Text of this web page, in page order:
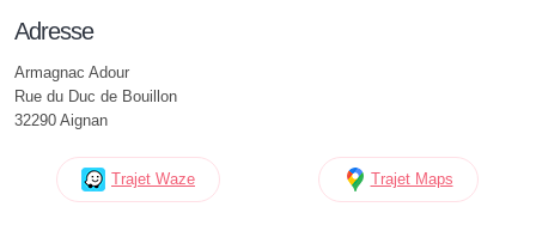
Adresse
Armagnac Adour
Rue du Duc de Bouillon
32290 Aignan
Trajet Waze Trajet Maps